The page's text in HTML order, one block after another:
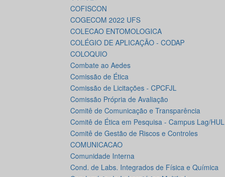
COFISCON
COGECOM 2022 UFS
COLECAO ENTOMOLOGICA
COLÉGIO DE APLICAÇÃO - CODAP
COLOQUIO
Combate ao Aedes
Comissão de Ética
Comissão de Licitações - CPCFJL
Comissão Própria de Avaliação
Comitê de Comunicação e Transparência
Comitê de Ética em Pesquisa - Campus Lag/HUL
Comitê de Gestão de Riscos e Controles
COMUNICACAO
Comunidade Interna
Cond. de Labs. Integrados de Física e Química